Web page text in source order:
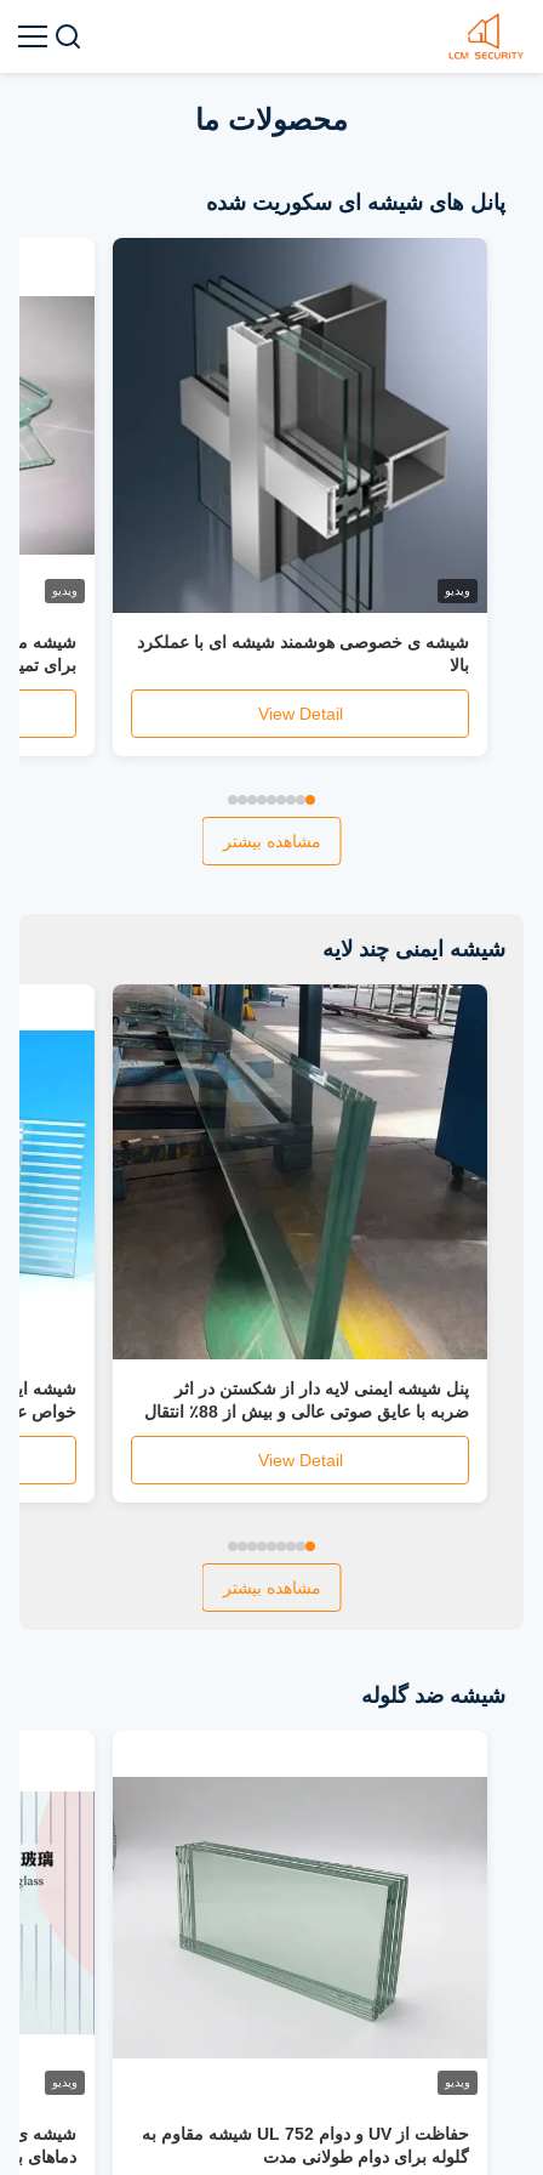
محصولات ما
پانل های شیشه ای سکوریت شده
ویدیو
شیشه ی خصوصی هوشمند شیشه ای با عملکرد
بالا
View Detail
ویدیو
برای
عملکرد
مشاهده بیشتر
شیشه ایمنی چند لایه
پنل شیشه ایمنی لایه دار از شکستن در اثر
ضربه با عایق صوتی عالی و بیش از 88٪ انتقال
جلوگیری می کند
View Detail
پشتیبانی
مشاهده بیشتر
شیشه ضد گلوله
ویدیو
حفاظت از UV و دوام UL 752 شیشه مقاوم به
گلوله برای دوام طولانی مدت
ویدیو
شیشه ی